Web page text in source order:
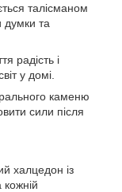
талісманом
думки та
радість і
у домі.
каменю
сили після
халцедон із